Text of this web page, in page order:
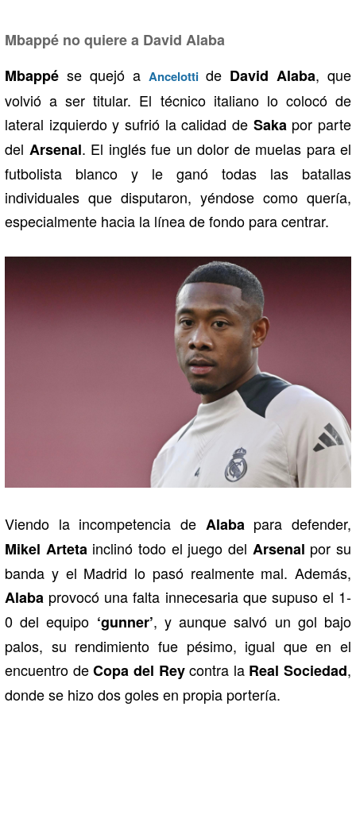
Mbappé no quiere a David Alaba
Mbappé se quejó a Ancelottide David Alaba, que
volvió a ser titular. El técnico italiano lo colocó de
lateral izquierdo y sufrió la calidad de Saka por parte
del Arsenal. El inglés fue un dolor de muelas para el
futbolista blanco y le ganó todas las batallas
individuales que disputaron, yéndose como quería,
especialmente hacia la línea de fondo para centrar.
Viendo la incompetencia de Alaba para defender,
Mikel Arteta inclinó todo el juego del Arsenal por su
banda y el Madrid lo pasó realmente mal. Además,
Alaba provocó una falta innecesaria que supuso el 1-
0 del equipo ‘gunner’, y aunque salvó un gol bajo
palos, su rendimiento fue pésimo, igual que en el
encuentro deCopa del Reycontra la Real Sociedad,
donde se hizo dos goles en propia portería.